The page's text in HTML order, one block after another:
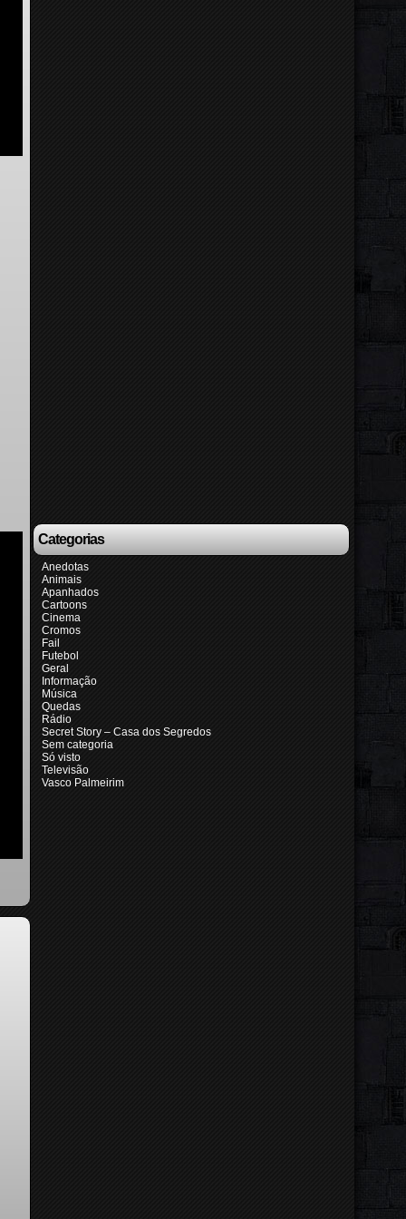
Categorias
Anedotas
Animais
Apanhados
Cartoons
Cinema
Cromos
Fail
Futebol
Geral
Informação
Música
Quedas
Rádio
Secret Story – Casa dos Segredos
Sem categoria
Só visto
Televisão
Vasco Palmeirim